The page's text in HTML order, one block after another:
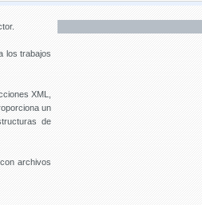
los trabajos
XML,
un
de
archivos